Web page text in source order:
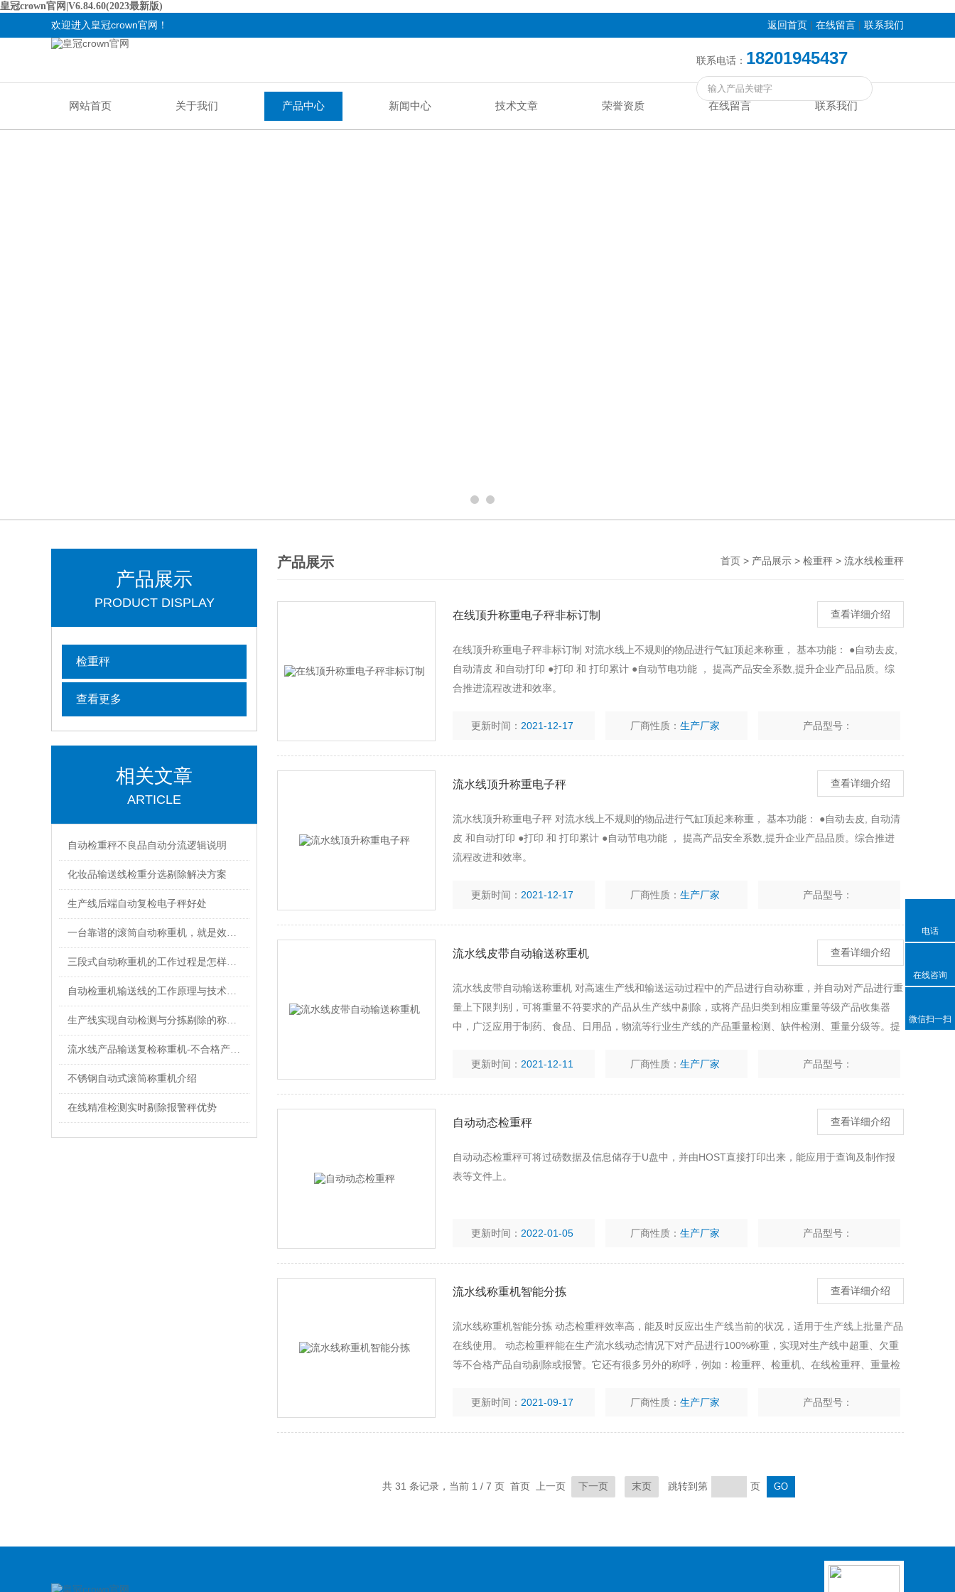
皇冠crown官网|V6.84.60(2023最新版)
欢迎进入皇冠crown官网！ 返回首页 | 在线留言 | 联系我们
联系电话： 18201945437
网站首页 关于我们 产品中心 新闻中心 技术文章 荣誉资质 在线留言 联系我们
产品展示
PRODUCT DISPLAY
检重秤
查看更多
相关文章
ARTICLE
自动检重秤不良品自动分流逻辑说明
化妆品输送线检重分选剔除解决方案
生产线后端自动复检电子秤好处
一台靠谱的滚筒自动称重机，就是效率提升的神器
三段式自动称重机的工作过程是怎样的？
自动检重机输送线的工作原理与技术特点
生产线实现自动检测与分拣剔除的称重机特点
流水线产品输送复检称重机-不合格产品检重应用
不锈钢自动式滚筒称重机介绍
在线精准检测实时剔除报警秤优势
产品展示 首页 > 产品展示 > 检重秤 > 流水线检重秤
在线顶升称重电子秤非标订制 查看详细介绍
在线顶升称重电子秤非标订制 对流水线上不规则的物品进行气缸顶起来称重， 基本功能： ●自动去皮,
自动清皮 和自动打印 ●打印 和 打印累计 ●自动节电功能 ， 提高产品安全系数,提升企业产品品质。综
合推进流程改进和效率。
更新时间： 2021-12-17 厂商性质：生产厂家 产品型号：
流水线顶升称重电子秤 查看详细介绍
流水线顶升称重电子秤 对流水线上不规则的物品进行气缸顶起来称重， 基本功能： ●自动去皮, 自动清
皮 和自动打印 ●打印 和 打印累计 ●自动节电功能 ， 提高产品安全系数,提升企业产品品质。综合推进
流程改进和效率。
更新时间： 2021-12-17 厂商性质：生产厂家 产品型号：
流水线皮带自动输送称重机 查看详细介绍
流水线皮带自动输送称重机 对高速生产线和输送运动过程中的产品进行自动称重，并自动对产品进行重
量上下限判别，可将重量不符要求的产品从生产线中剔除，或将产品归类到相应重量等级产品收集器
中，广泛应用于制药、食品、日用品，物流等行业生产线的产品重量检测、缺件检测、重量分级等。提
加产品利润。综合推进流程改进和效率。
更新时间： 2021-12-11 厂商性质：生产厂家 产品型号：
自动动态检重秤 查看详细介绍
自动动态检重秤可将过磅数据及信息储存于U盘中，并由HOST直接打印出来，能应用于查询及制作报
表等文件上。
更新时间： 2022-01-05 厂商性质：生产厂家 产品型号：
流水线称重机智能分拣 查看详细介绍
流水线称重机智能分拣 动态检重秤效率高，能及时反应出生产线当前的状况，适用于生产线上批量产品
在线使用。 动态检重秤能在生产流水线动态情况下对产品进行100%称重，实现对生产线中超重、欠重
等不合格产品自动剔除或报警。它还有很多另外的称呼，例如：检重秤、检重机、在线检重秤、重量检
更新时间： 2021-09-17 厂商性质：生产厂家 产品型号：
共 31 条记录，当前 1 / 7 页 首页 上一页 下一页 末页 跳转到第 页
电话
在线咨询
微信扫一扫